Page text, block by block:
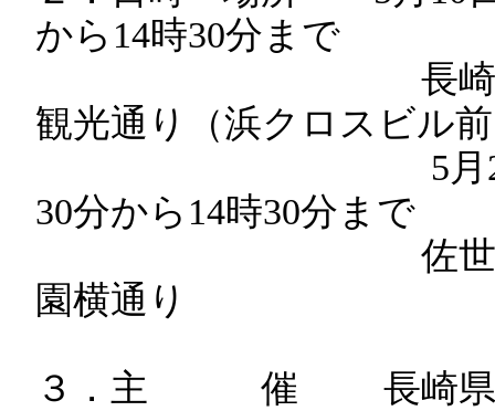
から14時30分まで
長崎市浜町
観光通り（浜クロスビル
5月27日（月
30分から14時30分まで
佐世保市四
園横通り
３．主 催 長崎県新